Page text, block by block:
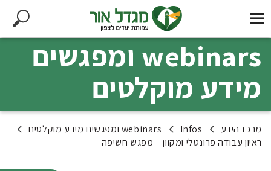
webinars ומפגשים
מידע מוקלטים
מרכז הידע Infos
webinars ומפגשים מידע מוקלטים
ראיון עבודה פרונטלי ומקוון – מפגש חשיפה